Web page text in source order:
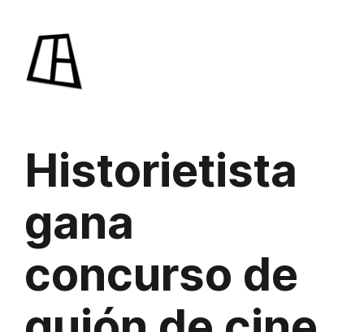
contenido
Historietista
gana
concurso de